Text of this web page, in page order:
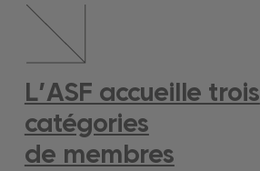
L’ASF accueille trois
catégories
de membres